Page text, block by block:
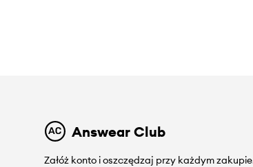
Answear Club
Załóż konto i oszczędzaj przy każdym